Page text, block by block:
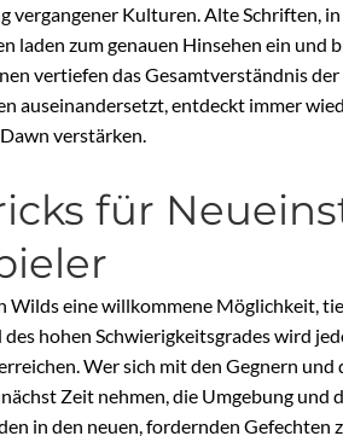
vergangener Kulturen. Alte Schriften,
laden zum genauen Hinsehen ein und
vertiefen das Gesamtverständnis
auseinandersetzt, entdeckt immer
verstärken.
für
Wilds eine willkommene Möglichkeit,
hohen Schwierigkeitsgrades wird
Wer sich mit den Gegnern
Zeit nehmen, die Umgebung und
in den neuen, fordernden Gefechten